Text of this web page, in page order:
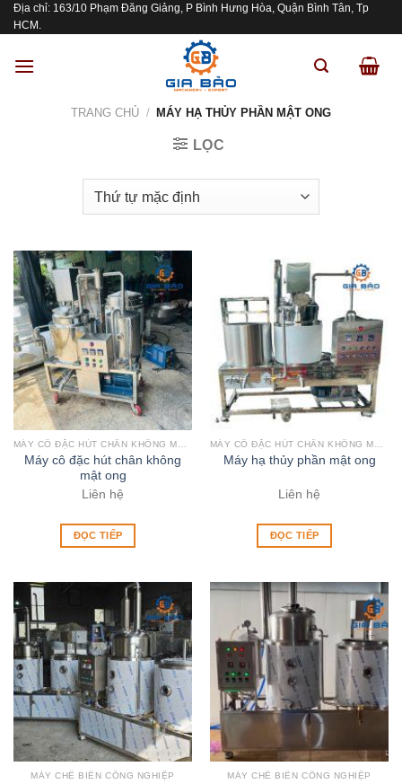
Skip
to
Địa chỉ: 163/10 Phạm Đăng Giảng, P Bình Hưng Hòa, Quận Bình Tân, Tp
HCM.
TRANG CHỦ / MÁY HẠ THỦY PHẦN MẬT ONG
LỌC
Máy cô đặc hút chân không
mật ong
Liên hệ
ĐỌC TIẾP
Máy hạ thủy phần mật ong
Liên hệ
ĐỌC TIẾP
MÁY CHẾ BIẾN CÔNG NGHIỆP MÁY CHẾ BIẾN CÔNG NGHIỆP